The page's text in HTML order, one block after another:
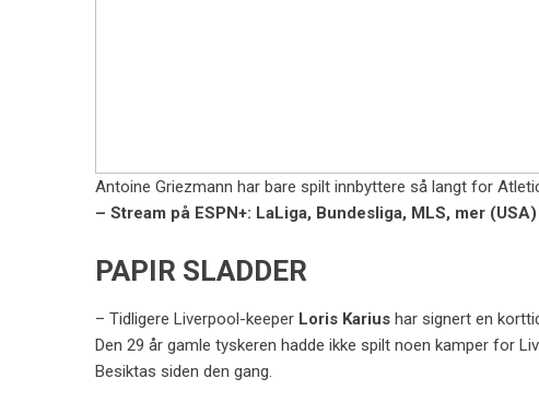
Antoine Griezmann har bare spilt innbyttere så langt for
– Stream på ESPN+: LaLiga, Bundesliga, MLS, mer (USA)
PAPIR SLADDER
– Tidligere Liverpool-keeper Loris Karius har signert en
Den 29 år gamle tyskeren hadde ikke spilt noen kamper for
Besiktas siden den gang.